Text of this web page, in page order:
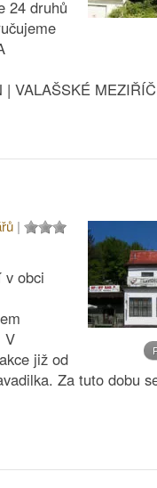
24 druhů
| VALAŠSKÉ
|
v obci
V
již od
Za tuto dobu